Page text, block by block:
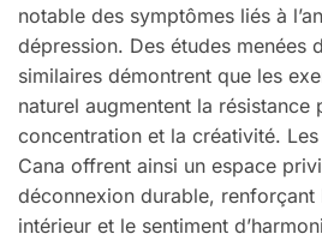
notable des symptômes liés à
dépression. Des études menées
similaires démontrent que les
naturel augmentent la résistance
concentration et la créativité.
Cana offrent ainsi un espace
déconnexion durable, renforçant
intérieur et le sentiment